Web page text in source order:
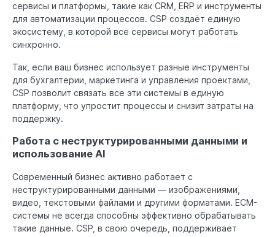
сервисы и платформы, такие как CRM, ERP и инструменты
для автоматизации процессов. CSP создаёт единую
экосистему, в которой все сервисы могут работать
синхронно.
Так, если ваш бизнес использует разные инструменты
для бухгалтерии, маркетинга и управления проектами,
CSP позволит связать все эти системы в единую
платформу, что упростит процессы и снизит затраты на
поддержку.
Работа с неструктурированными данными и
использование AI
Современный бизнес активно работает с
неструктурированными данными — изображениями,
видео, текстовыми файлами и другими форматами. ECM-
системы не всегда способны эффективно обрабатывать
такие данные. CSP, в свою очередь, поддерживает